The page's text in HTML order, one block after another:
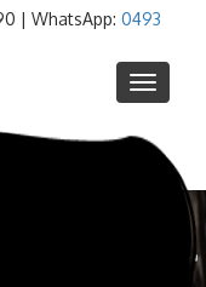
| WhatsApp:0493